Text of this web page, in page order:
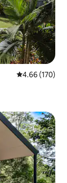
從 170 則評價
4.66 (170)